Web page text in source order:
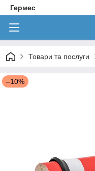
Гермес
Товари та послуги
–10%